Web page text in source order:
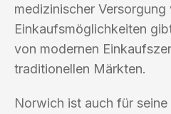
medizinischer Versorgung
Einkaufsmöglichkeiten
von modernen
traditionellen Märkten.
Norwich ist auch für